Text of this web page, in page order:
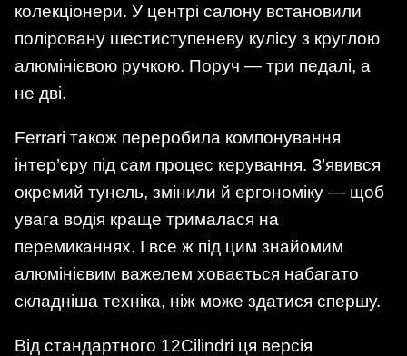
колекціонери. У центрі салону встановили
поліровану шестиступеневу кулісу з круглою
алюмінієвою ручкою. Поруч — три педалі, а
не дві.
Ferrari також переробила компонування
інтер’єру під сам процес керування. З’явився
окремий тунель, змінили й ергономіку — щоб
увага водія краще трималася на
перемиканнях. І все ж під цим знайомим
алюмінієвим важелем ховається набагато
складніша техніка, ніж може здатися спершу.
Від стандартного 12Cilindri ця версія